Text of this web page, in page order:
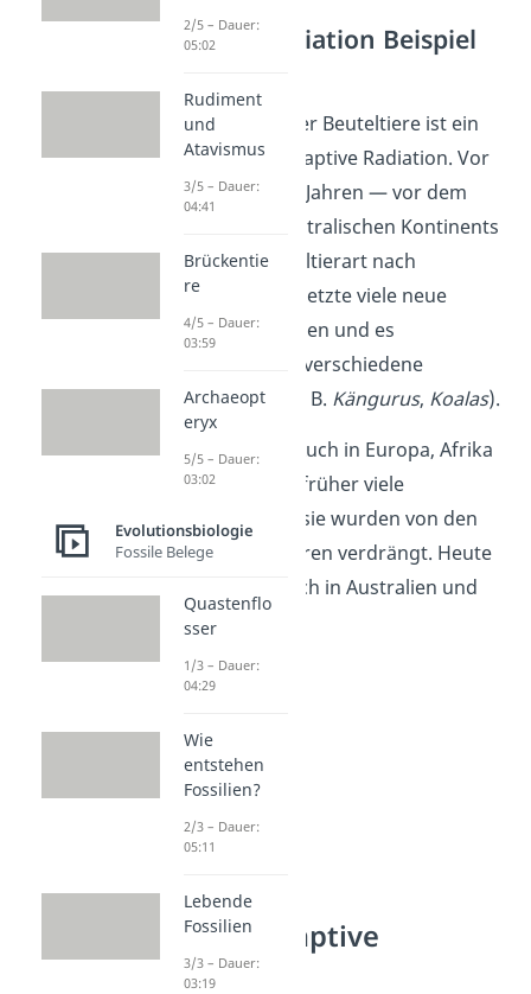
Adaptive Radiation Beispiel
Die Entstehung der Beuteltiere ist ein
Beispiel für die adaptive Radiation. Vor
etwa 50 Millionen Jahren — vor dem
Abspalten des australischen Kontinents
— kam eine Beuteltierart nach
Australien. Sie besetzte viele neue
ökologische Nischen und es
entwickelten sich verschiedene
Beuteltierarten (z. B. Kängurus, Koalas).
Schon gewusst?
Auch in Europa, Afrika
und Asien gab es früher viele
Beuteltiere, doch sie wurden von den
anderen Säugetieren verdrängt. Heute
gibt es sie nur noch in Australien und
Amerika.
Prozess Adaptive
Radiation
2/5 – Dauer:
05:02
Rudiment
und
Atavismus
3/5 – Dauer:
04:41
Brückentie
re
4/5 – Dauer:
03:59
Archaeopt
eryx
5/5 – Dauer:
03:02
Evolutionsbiologie
Fossile Belege
Quastenflo
sser
1/3 – Dauer:
04:29
Wie
entstehen
Fossilien?
2/3 – Dauer:
05:11
Lebende
Fossilien
3/3 – Dauer:
03:19